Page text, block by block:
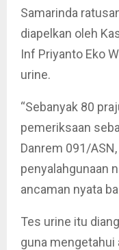
Samarinda
diapelkan oleh
Inf Priyanto Eko
urine.
“Sebanyak 80
pemeriksaan
Danrem 091/
penyalahgunaan
ancaman nyata
Tes urine itu
guna mengetahui